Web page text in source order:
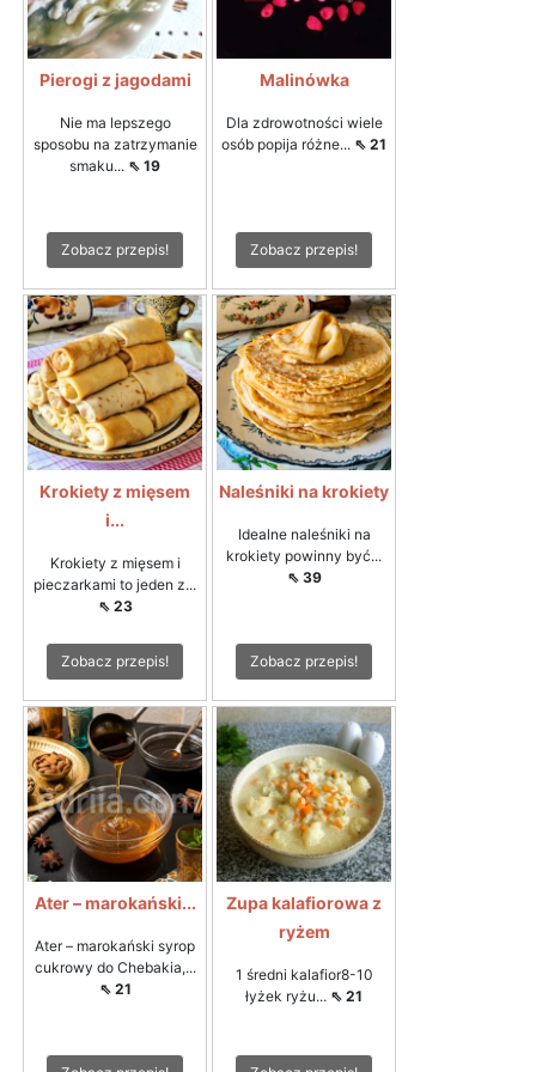
Pierogi z jagodami
Nie ma lepszego
sposobu na zatrzymanie
smaku... ⇖ 19
Zobacz przepis!
Malinówka
Dla zdrowotności wiele
osób popija różne... ⇖ 21
Zobacz przepis!
Krokiety z mięsem
i...
Krokiety z mięsem i
pieczarkami to jeden z...
⇖ 23
Zobacz przepis!
Naleśniki na krokiety
Idealne naleśniki na
krokiety powinny być...
⇖ 39
Zobacz przepis!
Ater – marokański...
Ater – marokański syrop
cukrowy do Chebakia,...
⇖ 21
Zupa kalafiorowa z
ryżem
1 średni kalafior8-10
łyżek ryżu... ⇖ 21